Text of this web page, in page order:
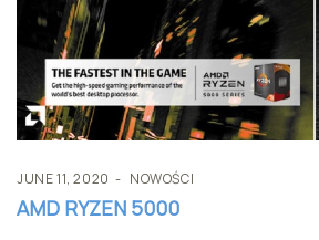
JUNE 11, 2020 NOWOŚCI
AMD RYZEN 5000